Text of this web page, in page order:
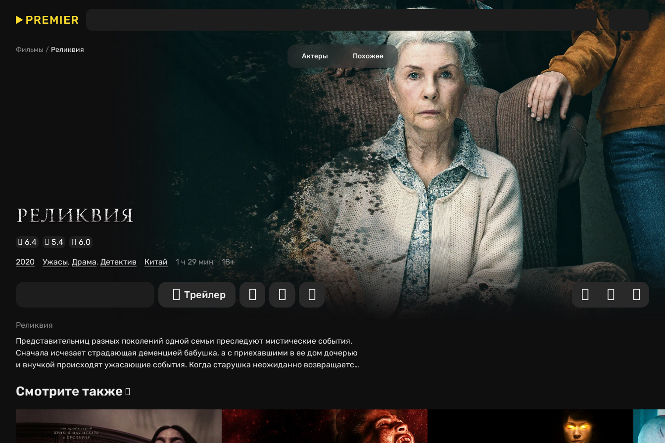
Фильмы Реликвия
Актеры Похожее
6.4 5.4 6.0
2020 Ужасы Драма Детектив Китай 1 ч 29 мин 18+
Трейлер
Реликвия
Представительниц разных поколений одной семьи преследуют мистические события.
Сначала исчезает страдающая деменцией бабушка, а с приехавшими в ее дом дочерью
и внучкой происходят ужасающие события. Когда старушка неожиданно возвращается,
Смотрите также